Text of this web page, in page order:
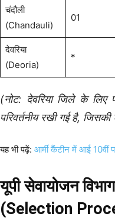
चंदौली
(Chandauli)
01
देवरिया
(Deoria)
*
(नोट: देवरिया जिले के लिए
परिवर्तनीय रखी गई है,
यह भी पढ़ें: आर्मी कैंटीन में आई 10वीं
यूपी सेवायोजन
(Selection